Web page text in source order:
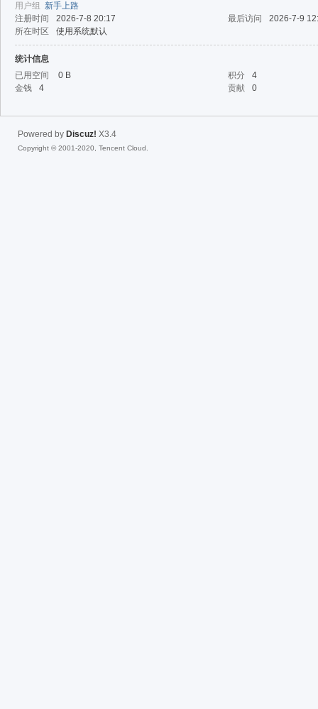
用户组 新手上路
注册时间
2026-7-8 20:17 最后访问
2026-7-9
所在时区
使用系统默认
统计信息
已用空间
0 B 积分
4
金钱
4 贡献 0
Powered by Discuz! X3.4
Copyright © 2001-2020, Tencent Cloud.